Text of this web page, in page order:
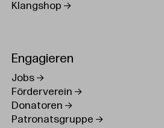
Klangshop
Engagieren
Jobs
Förderverein
Donatoren
Patronatsgruppe